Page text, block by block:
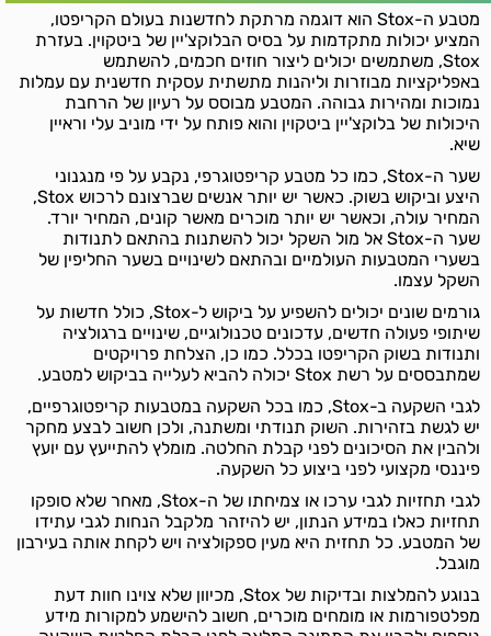
מטבע ה-Stox הוא דוגמה מרתקת לחדשנות בעולם הקריפטו,
המציע יכולות מתקדמות על בסיס הבלוקצ'יין של ביטקוין. בעזרת
Stox, משתמשים יכולים ליצור חוזים חכמים, להשתמש
באפליקציות מבוזרות וליהנות מתשתית עסקית חדשנית עם עמלות
נמוכות ומהירות גבוהה. המטבע מבוסס על רעיון של הרחבת
היכולות של בלוקצ'יין ביטקוין והוא פותח על ידי מוניב עלי וראיין
שיא.
שער ה-Stox, כמו כל מטבע קריפטוגרפי, נקבע על פי מנגנוני
היצע וביקוש בשוק. כאשר יש יותר אנשים שברצונם לרכוש Stox,
המחיר עולה, וכאשר יש יותר מוכרים מאשר קונים, המחיר יורד.
שער ה-Stox אל מול השקל יכול להשתנות בהתאם לתנודות
בשערי המטבעות העולמיים ובהתאם לשינויים בשער החליפין של
השקל עצמו.
גורמים שונים יכולים להשפיע על ביקוש ל-Stox, כולל חדשות על
שיתופי פעולה חדשים, עדכונים טכנולוגיים, שינויים ברגולציה
ותנודות בשוק הקריפטו בכלל. כמו כן, הצלחת פרויקטים
שמתבססים על רשת Stox יכולה להביא לעלייה בביקוש למטבע.
לגבי השקעה ב-Stox, כמו בכל השקעה במטבעות קריפטוגרפיים,
יש לגשת בזהירות. השוק תנודתי ומשתנה, ולכן חשוב לבצע מחקר
ולהבין את הסיכונים לפני קבלת החלטה. מומלץ להתייעץ עם יועץ
פיננסי מקצועי לפני ביצוע כל השקעה.
לגבי תחזיות לגבי ערכו או צמיחתו של ה-Stox, מאחר שלא סופקו
תחזיות כאלו במידע הנתון, יש להיזהר מלקבל הנחות לגבי עתידו
של המטבע. כל תחזית היא מעין ספקולציה ויש לקחת אותה בעירבון
מוגבל.
בנוגע להמלצות ובדיקות של Stox, מכיוון שלא צוינו חוות דעת
מפלטפורמות או מומחים מוכרים, חשוב להישמע למקורות מידע